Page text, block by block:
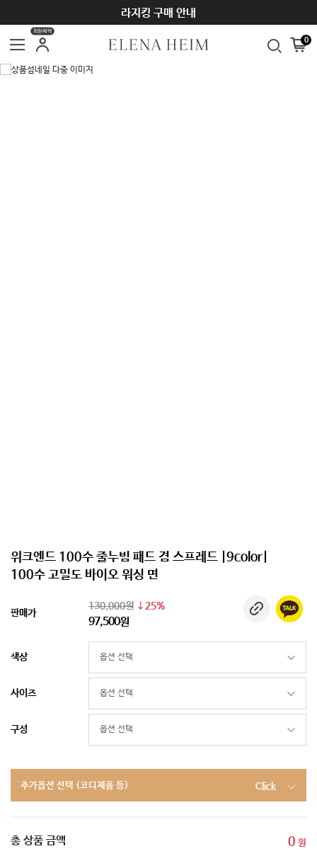
SUMMER SEASON OFF SALE ~70%
라지킹 구매 안내
회원혜택
0
위크엔드 100수 줄누빔 패드 겸 스프레드 |9color|
100수 고밀도 바이오 워싱 면
판매가
130,000원 25%
97,500원
색상
사이즈
구성
추가옵션 선택 (코디제품 등) Click
총 상품 금액 0 원